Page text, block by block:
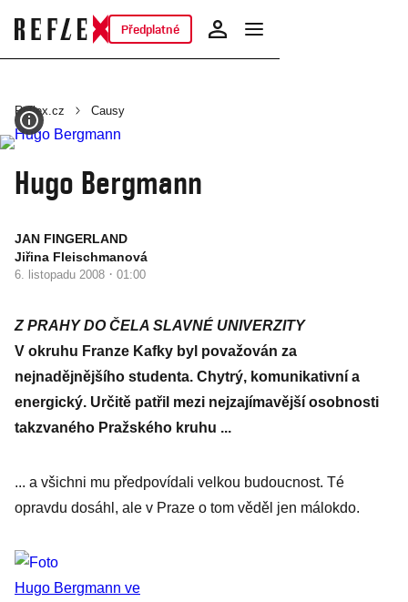
Předplatné
Reflex.cz Causy
Hugo Bergmann
JAN FINGERLAND
Jiřina Fleischmanová
6. listopadu 2008 · 01:00
Z PRAHY DO ČELA SLAVNÉ UNIVERZITY
V okruhu Franze Kafky byl považován za
nejnadějnějšího studenta. Chytrý, komunikativní a
energický. Určitě patřil mezi nejzajímavější osobnosti
takzvaného Pražského kruhu ...
... a všichni mu předpovídali velkou budoucnost. Té
opravdu dosáhl, ale v Praze o tom věděl jen málokdo.
Hugo Bergmann ve